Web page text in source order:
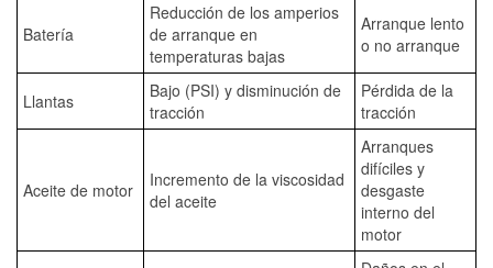
Batería
Reducción de los amperios
de arranque en
temperaturas bajas
Arranque lento
o no arranque
Llantas
Bajo (PSI) y disminución de
tracción
Pérdida de la
tracción
Aceite de motor
Incremento de la viscosidad
del aceite
Arranques
difíciles y
desgaste
interno del
motor